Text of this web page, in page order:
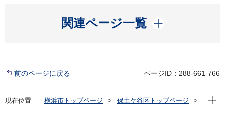
関連ページ一覧
開く
前のページに戻る ページID：288-661-766
現在位置 横浜市トップページ
保土ケ谷区トップページ
現在